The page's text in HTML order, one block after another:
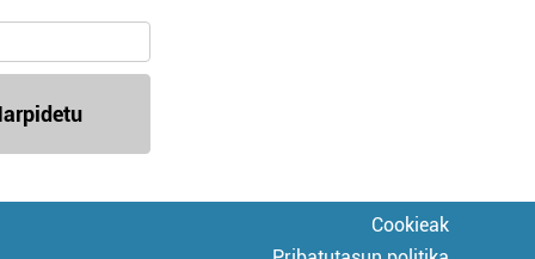
Cookieak